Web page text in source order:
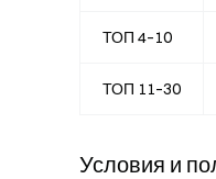
ТОП 4–10
ТОП 11–30
Условия и